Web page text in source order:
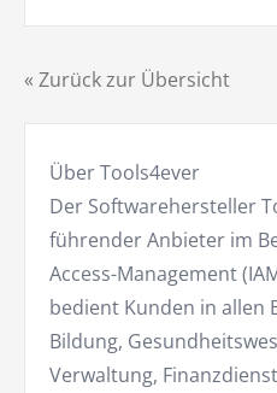
« Zurück zur Übersicht
Über Tools4ever
Der Softwarehersteller
führender Anbieter im
Access-Management
bedient Kunden in allen
Bildung,
Verwaltung,